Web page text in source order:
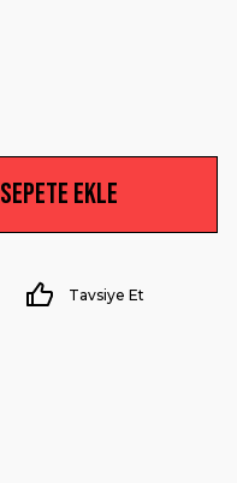
Sepete Ekle
Tavsiye Et